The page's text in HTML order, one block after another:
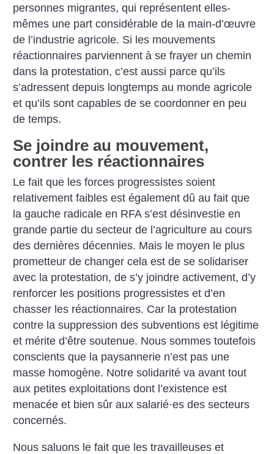
personnes migrantes, qui représentent elles-
mêmes une part considérable de la main-d’œuvre
de l’industrie agricole. Si les mouvements
réactionnaires parviennent à se frayer un chemin
dans la protestation, c’est aussi parce qu’ils
s’adressent depuis longtemps au monde agricole
et qu’ils sont capables de se coordonner en peu
de temps.
Se joindre au mouvement,
contrer les réactionnaires
Le fait que les forces progressistes soient
relativement faibles est également dû au fait que
la gauche radicale en RFA s’est désinvestie en
grande partie du secteur de l’agriculture au cours
des dernières décennies. Mais le moyen le plus
prometteur de changer cela est de se solidariser
avec la protestation, de s’y joindre activement, d’y
renforcer les positions progressistes et d’en
chasser les réactionnaires. Car la protestation
contre la suppression des subventions est légitime
et mérite d’être soutenue. Nous sommes toutefois
conscients que la paysannerie n’est pas une
masse homogène. Notre solidarité va avant tout
aux petites exploitations dont l’existence est
menacée et bien sûr aux salarié·es des secteurs
concernés.
Nous saluons le fait que les travailleuses et